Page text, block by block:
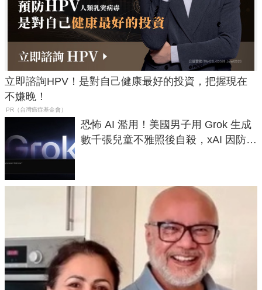
立即諮詢HPV！是對自己健康最好的投資，把握現在
不嫌晚！
PR（台灣癌症基金會）
恐怖 AI 濫用！美國男子用 Grok 生成
數千張兒童不雅照後自殺，xAI 因防護